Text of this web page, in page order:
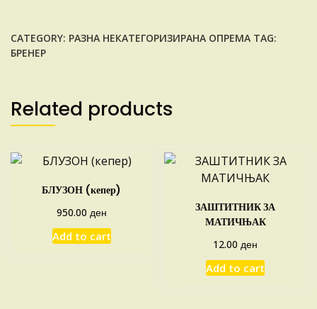
quantity
CATEGORY: РАЗНА НЕКАТЕГОРИЗИРАНА ОПРЕМА TAG:
БРЕНЕР
Related products
БЛУЗОН (кепер)
950.00 ден
Add to cart
ЗАШТИТНИК ЗА
МАТИЧЊАК
12.00ден
Add to cart